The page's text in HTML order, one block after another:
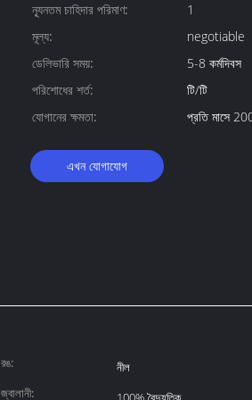
ন্যূনতম চাহিদার পরিমাণ:
1
মূল্য:
negotiable
ডেলিভারি সময়:
5-8 কর্মদিবস
পরিশোধের শর্ত:
টি/টি
যোগানের ক্ষমতা:
প্রতি মাসে
এখন যোগাযোগ
রঙ:
নীল
জ্বালানী: